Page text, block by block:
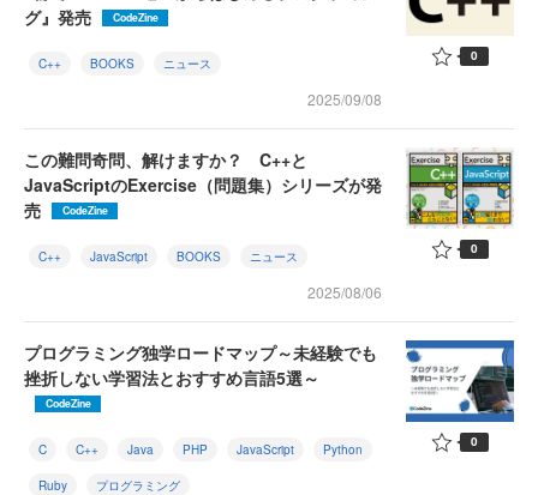
グ』発売
CodeZine
C++ BOOKS ニュース
2025/09/08
0
この難問奇問、解けますか？ C++と
JavaScriptのExercise（問題集）シリーズが発
売
CodeZine
C++ JavaScript BOOKS ニュース
2025/08/06
0
プログラミング独学ロードマップ～未経験でも
挫折しない学習法とおすすめ言語5選～
CodeZine
C C++ Java PHP JavaScript Python
Ruby プログラミング
0